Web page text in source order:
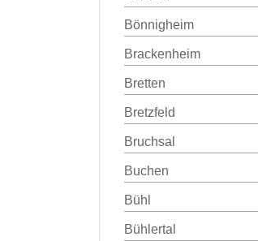
Bönnigheim
Brackenheim
Bretten
Bretzfeld
Bruchsal
Buchen
Bühl
Bühlertal